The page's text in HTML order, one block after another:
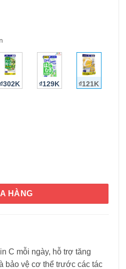
₫302K ₫129K ₫121K
C 60 ngày của Nhật Bản 120
HÀNG
C mỗi ngày, hỗ trợ tăng
bảo vệ cơ thể trước các tác